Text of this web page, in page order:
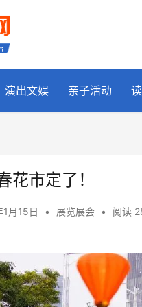
演出文娱 亲子活动
市定了！
月15日 • 展览展会 • 阅读